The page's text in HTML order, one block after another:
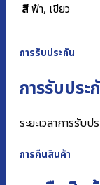
สีฟ้า, เขียว
การรับประกัน
การรับประ
ระยะเวลาการรั
การคืนสินค้า